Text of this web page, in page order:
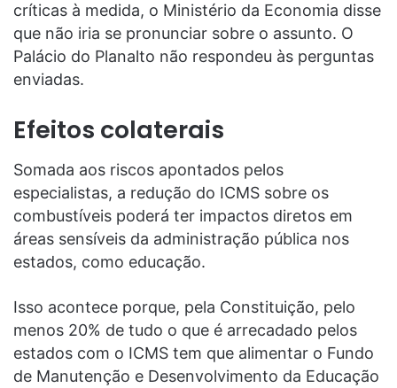
críticas à medida, o Ministério da Economia disse
que não iria se pronunciar sobre o assunto. O
Palácio do Planalto não respondeu às perguntas
enviadas.
Efeitos colaterais
Somada aos riscos apontados pelos
especialistas, a redução do ICMS sobre os
combustíveis poderá ter impactos diretos em
áreas sensíveis da administração pública nos
estados, como educação.
Isso acontece porque, pela Constituição, pelo
menos 20% de tudo o que é arrecadado pelos
estados com o ICMS tem que alimentar o Fundo
de Manutenção e Desenvolvimento da Educação